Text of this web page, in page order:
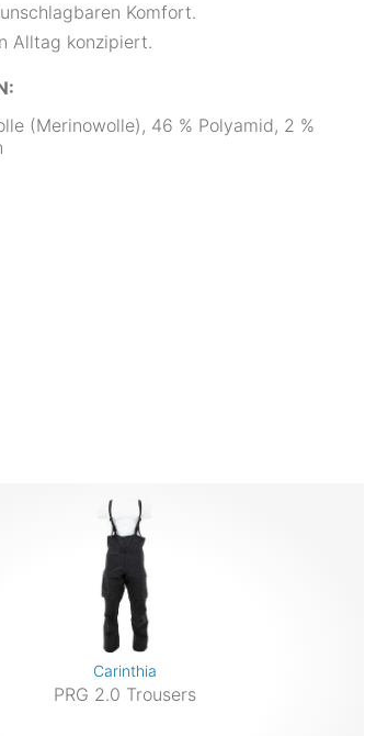
Komfort.
Alltag konzipiert.
(Merinowolle), 46 % Polyamid, 2 %
Carinthia
PRG 2.0 Trousers